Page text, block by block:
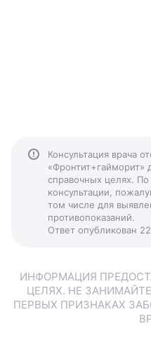
Консультация врача
«Фронтит+гайморит»
справочных целях.
консультации,
том числе для
противопоказаний.
Ответ опубликован
ИНФОРМАЦИЯ
ЦЕЛЯХ. НЕ
ПЕРВЫХ ПРИЗНАКАХ